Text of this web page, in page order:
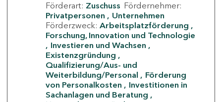
Förderart: Zuschuss Fördernehmer:
Privatpersonen
Unternehmen
Förderzweck: Arbeitsplatzförderung
Forschung, Innovation und Technologie
Investieren und Wachsen
Existenzgründung
Qualifizierung/Aus- und
Weiterbildung/Personal
Förderung
von Personalkosten
Investitionen in
Sachanlagen und Beratung